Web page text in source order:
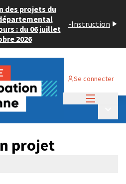
des projets du
: du 06 juillet
2026
-Instruction
Se connecter
2024
projet